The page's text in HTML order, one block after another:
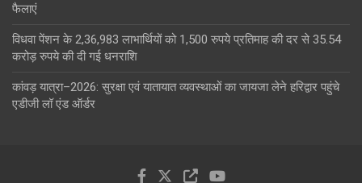
फैलाएं
विधवा पेंशन के 2,36,983 लाभार्थियों को 1,500 रुपये प्रतिमाह की दर से 35.54
करोड़ रुपये की दी गई धनराशि
कांवड़ यात्रा–2026: सुरक्षा एवं यातायात व्यवस्थाओं का जायजा लेने हरिद्वार पहुंचे
एडीजी लॉ एंड ऑर्डर